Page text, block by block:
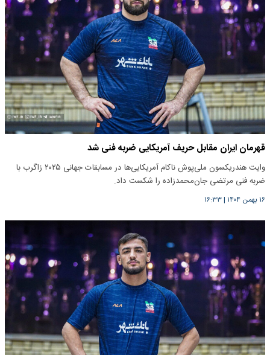
قهرمان ایران مقابل حریف آمریکایی ضربه فنی شد
وایت هندریکسون ملی‌پوش ناکام آمریکایی‌ها در مسابقات جهانی ۲۰۲۵ زاگرب با
ضربه فنی مرتضی جان‌محمدزاده را شکست داد.
۱۶ بهمن ۱۴۰۴ |۱۶:۳۳